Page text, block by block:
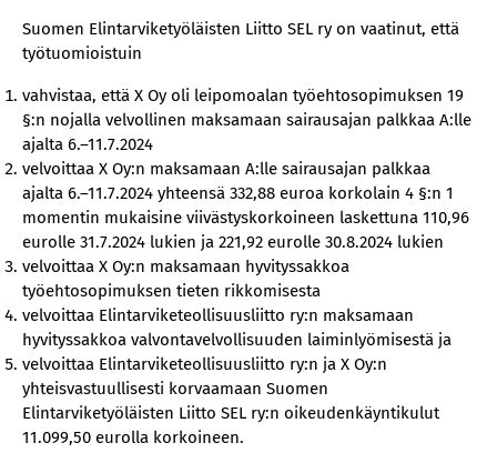
Suomen Elintarviketyöläisten Liitto SEL ry on vaatinut, että
työtuomioistuin
vahvistaa, että X Oy oli leipomoalan työehtosopimuksen 19
§:n nojalla velvollinen maksamaan sairausajan palkkaa A:lle
ajalta 6.–11.7.2024
velvoittaa X Oy:n maksamaan A:lle sairausajan palkkaa
ajalta 6.–11.7.2024 yhteensä 332,88 euroa korkolain 4 §:n 1
momentin mukaisine viivästyskorkoineen laskettuna 110,96
eurolle 31.7.2024 lukien ja 221,92 eurolle 30.8.2024 lukien
velvoittaa X Oy:n maksamaan hyvityssakkoa
työehtosopimuksen tieten rikkomisesta
velvoittaa Elintarviketeollisuusliitto ry:n maksamaan
hyvityssakkoa valvontavelvollisuuden laiminlyömisestä ja
velvoittaa Elintarviketeollisuusliitto ry:n ja X Oy:n
yhteisvastuullisesti korvaamaan Suomen
Elintarviketyöläisten Liitto SEL ry:n oikeudenkäyntikulut
11.099,50 eurolla korkoineen.